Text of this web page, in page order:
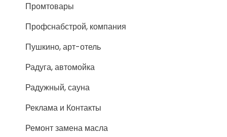
Промтовары
Профснабстрой, компания
Пушкино, арт-отель
Радуга, автомойка
Радужный, сауна
Реклама и Контакты
Ремонт замена масла